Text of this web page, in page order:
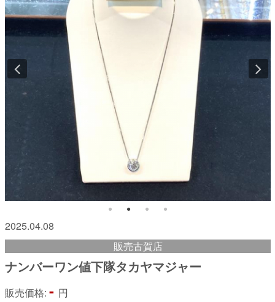
2025.04.08
販売古賀店
ナンバーワン値下隊タカヤマジャー
販売価格: - 円